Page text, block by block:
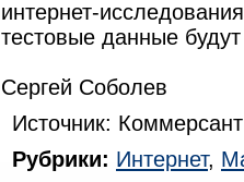
интернет-
тестовые данные
Сергей Соболев
Источник:
Рубрики: Интернет,